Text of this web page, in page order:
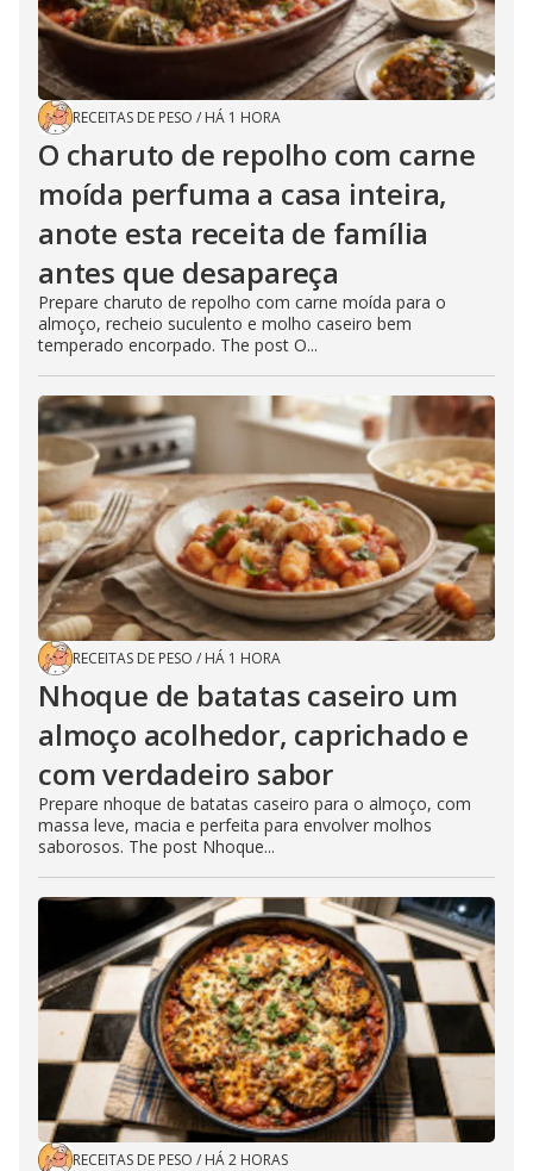
RECEITAS DE PESO / HÁ 1 HORA
O charuto de repolho com carne
moída perfuma a casa inteira,
anote esta receita de família
antes que desapareça
Prepare charuto de repolho com carne moída para o
almoço, recheio suculento e molho caseiro bem
temperado encorpado. The post O...
RECEITAS DE PESO / HÁ 1 HORA
Nhoque de batatas caseiro um
almoço acolhedor, caprichado e
com verdadeiro sabor
Prepare nhoque de batatas caseiro para o almoço, com
massa leve, macia e perfeita para envolver molhos
saborosos. The post Nhoque...
RECEITAS DE PESO / HÁ 2 HORAS